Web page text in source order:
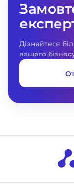
Дізнайтеся
вашого